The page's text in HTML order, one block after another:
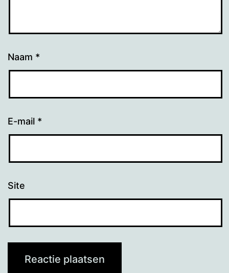
Naam *
E-mail *
Site